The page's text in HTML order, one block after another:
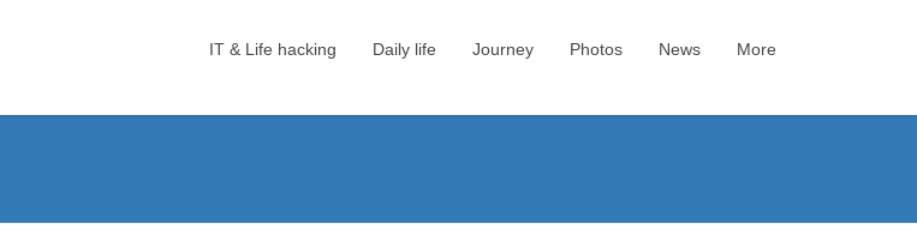
IT & Life hacking Daily life Journey Photos News More